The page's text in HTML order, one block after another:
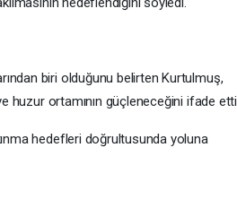
biri olduğunu belirten Kurtulmuş,
huzur ortamının güçleneceğini ifade etti.
hedefleri doğrultusunda yoluna